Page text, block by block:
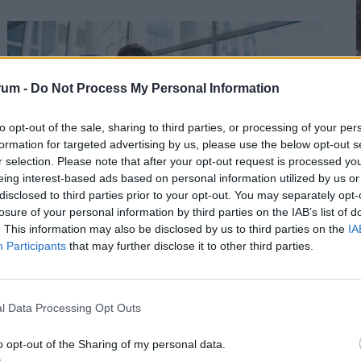
- Do Not Process My Personal Information
opt-out of the sale, sharing to third parties, or processing of your
for targeted advertising by us, please use the below opt-out
selection. Please note that after your opt-out request is processed
interest-based ads based on personal information utilized by us
to third parties prior to your opt-out. You may separately
of your personal information by third parties on the IAB’s list of
This information may also be disclosed by us to third parties on the
Participants that may further disclose it to other third parties.
Data Processing Opt Outs
opt-out of the Sharing of my personal data.
Vége a titkolózásnak a magyar
munkahelyeken: így tudhatod meg végre,
valójában mennyit keresnek a többiek
Magyarországon is új korszakot hoz az Európai Unió
bértranszparencia-szabályozása, amely minden